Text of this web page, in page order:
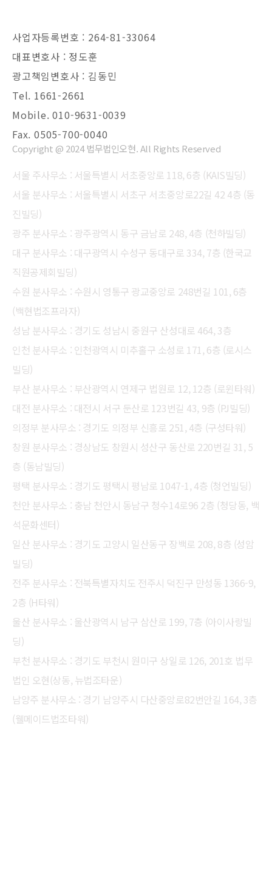
사업자등록번호 : 264-81-33064
대표변호사 : 정도훈
광고책임변호사 : 김동민
Tel. 1661-2661
Mobile. 010-9631-0039
Fax. 0505-700-0040
Copyright @ 2024 법무법인오현. All Rights Reserved
서울 주사무소 : 서울특별시 서초중앙로 118, 6층 (KAIS빌딩)
서울 분사무소 : 서울특별시 서초구 서초중앙로22길 42 4층 (동
진빌딩)
광주 분사무소 : 광주광역시 동구 금남로 248, 4층 (천하빌딩)
대구 분사무소 : 대구광역시 수성구 동대구로 334, 7층 (한국교
직원공제회빌딩)
수원 분사무소 : 수원시 영통구 광교중앙로 248번길 101, 6층
(백현법조프라자)
성남 분사무소 : 경기도 성남시 중원구 산성대로 464, 3층
인천 분사무소 : 인천광역시 미추홀구 소성로 171, 6층 (로시스
빌딩)
부산 분사무소 : 부산광역시 연제구 법원로 12, 12층 (로윈타워)
대전 분사무소 : 대전시 서구 둔산로 123번길 43, 9층 (PJ빌딩)
의정부 분사무소 : 경기도 의정부 신흥로 251, 4층 (구성타워)
창원 분사무소 : 경상남도 창원시 성산구 동산로 220번길 31, 5
층 (동남빌딩)
평택 분사무소 : 경기도 평택시 평남로 1047-1, 4층 (청언빌딩)
천안 분사무소 : 충남 천안시 동남구 청수14로96 2층 (청당동, 백
석문화센터)
일산 분사무소 : 경기도 고양시 일산동구 장백로 208, 8층 (성암
빌딩)
전주 분사무소 : 전북특별자치도 전주시 덕진구 만성동 1366-9,
2층 (H타워)
울산 분사무소 : 울산광역시 남구 삼산로 199, 7층 (아이사랑빌
딩)
부천 분사무소 : 경기도 부천시 원미구 상일로 126, 201호 법무
법인 오현(상동, 뉴법조타운)
남양주 분사무소 : 경기 남양주시 다산중앙로82번안길 164, 3층
(웰메이드법조타워)